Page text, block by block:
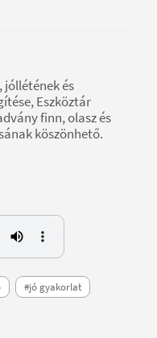
jóllétének és
Eszköztár
finn, olasz és
köszönhető.
#jó gyakorlat